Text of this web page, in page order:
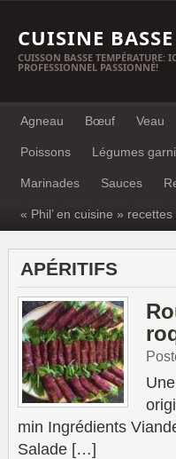
CUISINE
CUISSON BASSE TEMPÉRATURE:
PROFESSIONNEL PASSIONNÉ!
Agneau Bœuf Veau
Poissons Légumes
Marinades Sauces
« Phil’ en cuisine »
APÉRITIFS
min Ingrédients
Salade […]